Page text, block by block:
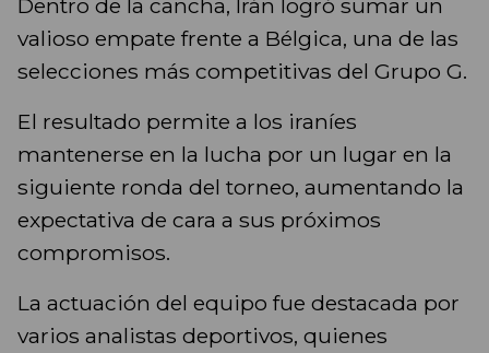
Dentro de la cancha, Irán logró sumar un
valioso empate frente a Bélgica, una de las
selecciones más competitivas del Grupo G.
El resultado permite a los iraníes
mantenerse en la lucha por un lugar en la
siguiente ronda del torneo, aumentando la
expectativa de cara a sus próximos
compromisos.
La actuación del equipo fue destacada por
varios analistas deportivos, quienes